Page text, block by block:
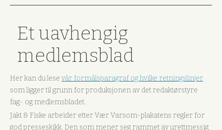
Et uavhengig
medlemsblad
Her kan du lese vår formålsparagraf og hvilke retningslinjer
som ligger til grunn for produksjonen av det redaktørstyre
fag- og medlemsbladet.
Jakt & Fiske arbeider etter Vær Varsom-plakatens regler for
god presseskikk. Den som mener seg rammet av urettmessig